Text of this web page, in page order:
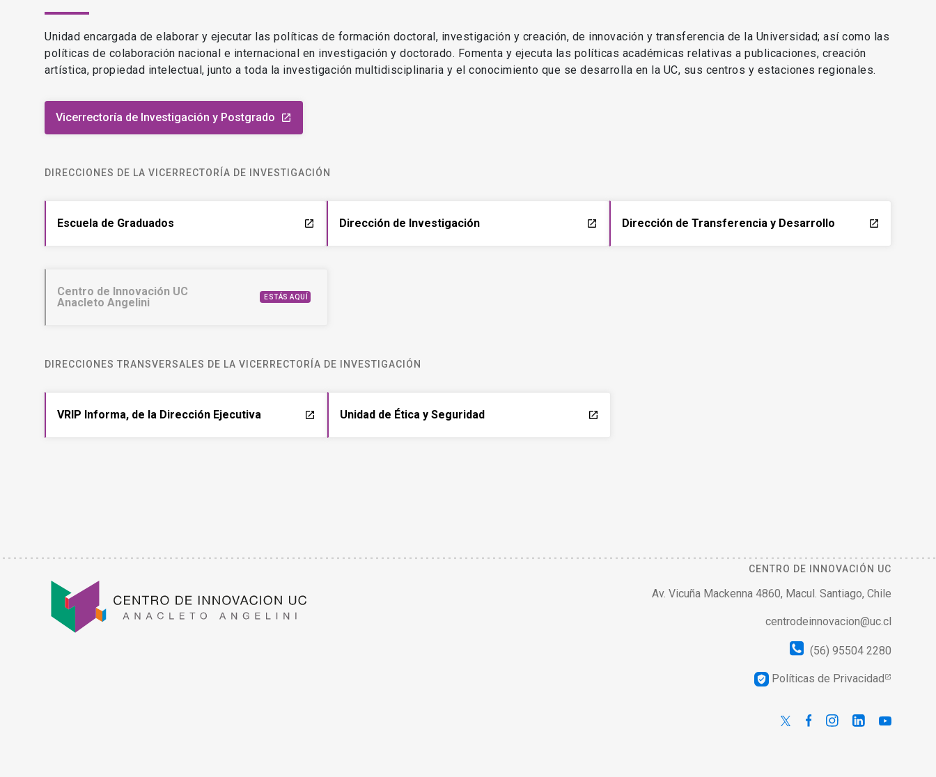
Unidad encargada de elaborar y ejecutar las políticas de formación doctoral, investigación y creación, de innovación y transferencia de la Universidad; así como las
políticas de colaboración nacional e internacional en investigación y doctorado. Fomenta y ejecuta las políticas académicas relativas a publicaciones, creación
artística, propiedad intelectual, junto a toda la investigación multidisciplinaria y el conocimiento que se desarrolla en la UC, sus centros y estaciones regionales.
Vicerrectoría de Investigación y Postgrado launch
DIRECCIONES DE LA VICERRECTORÍA DE INVESTIGACIÓN
Escuela de Graduados launch Dirección de Investigación launch Dirección de Transferencia y Desarrollo launch
Centro de Innovación UC
Anacleto Angelini
ESTÁS AQUÍ
DIRECCIONES TRANSVERSALES DE LA VICERRECTORÍA DE INVESTIGACIÓN
VRIP Informa, de la Dirección Ejecutiva launch Unidad de Ética y Seguridad launch
CENTRO DE INNOVACIÓN UC
Av. Vicuña Mackenna 4860, Macul. Santiago, Chile
centrodeinnovacion@uc.cl
(56) 95504 2280
verified_user Políticas de Privacidad